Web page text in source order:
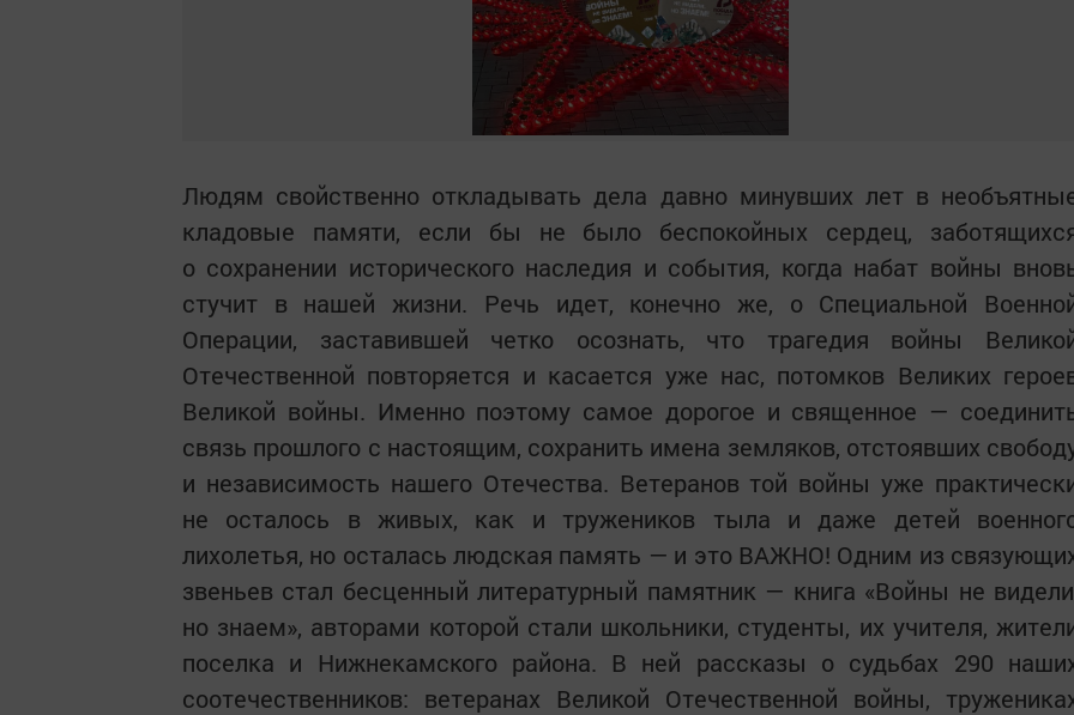
Людям свойственно откладывать дела давно минувших лет в
кладовые памяти, если бы не было беспокойных сердец,
о сохранении исторического наследия и события, когда набат войны
стучит в нашей жизни. Речь идет, конечно же, о Специальной
Операции, заставившей четко осознать, что трагедия войны
Отечественной повторяется и касается уже нас, потомков Великих
Великой войны. Именно поэтому самое дорогое и священное —
связь прошлого с настоящим, сохранить имена земляков, отстоявших
и независимость нашего Отечества. Ветеранов той войны уже
не осталось в живых, как и тружеников тыла и даже детей
лихолетья, но осталась людская память — и это ВАЖНО! Одним из
звеньев стал бесценный литературный памятник — книга «Войны не
но знаем», авторами которой стали школьники, студенты, их учителя,
поселка и Нижнекамского района. В ней рассказы о судьбах 290
соотечественников: ветеранах Великой Отечественной войны,